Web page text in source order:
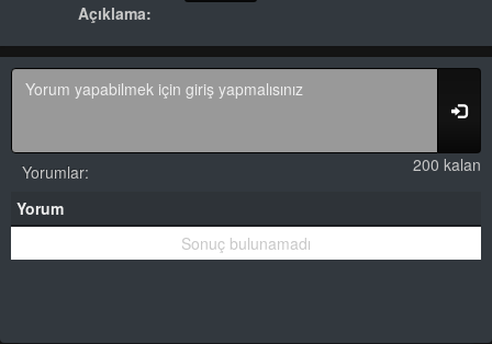
Açıklama:
200 kalan
Yorumlar:
Yorum
Sonuç bulunamadı